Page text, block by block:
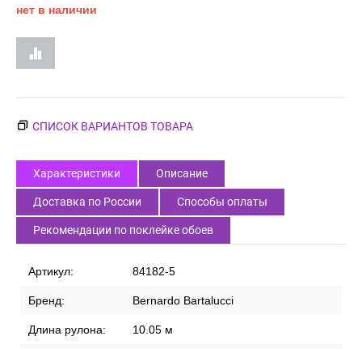
нет в наличии
СПИСОК ВАРИАНТОВ ТОВАРА
Характеристики Описание
Доставка по России Способы оплаты
Рекомендации по поклейке обоев
Артикул: 84182-5
Бренд: Bernardo Bartalucci
Длина рулона: 10.05 м